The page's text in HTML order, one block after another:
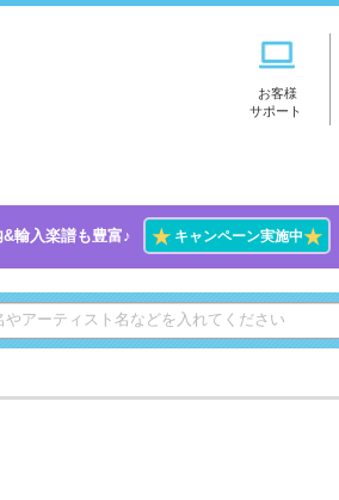
お客様
サポート
&輸入楽譜も豊富♪ ★キャンペーン実施中★